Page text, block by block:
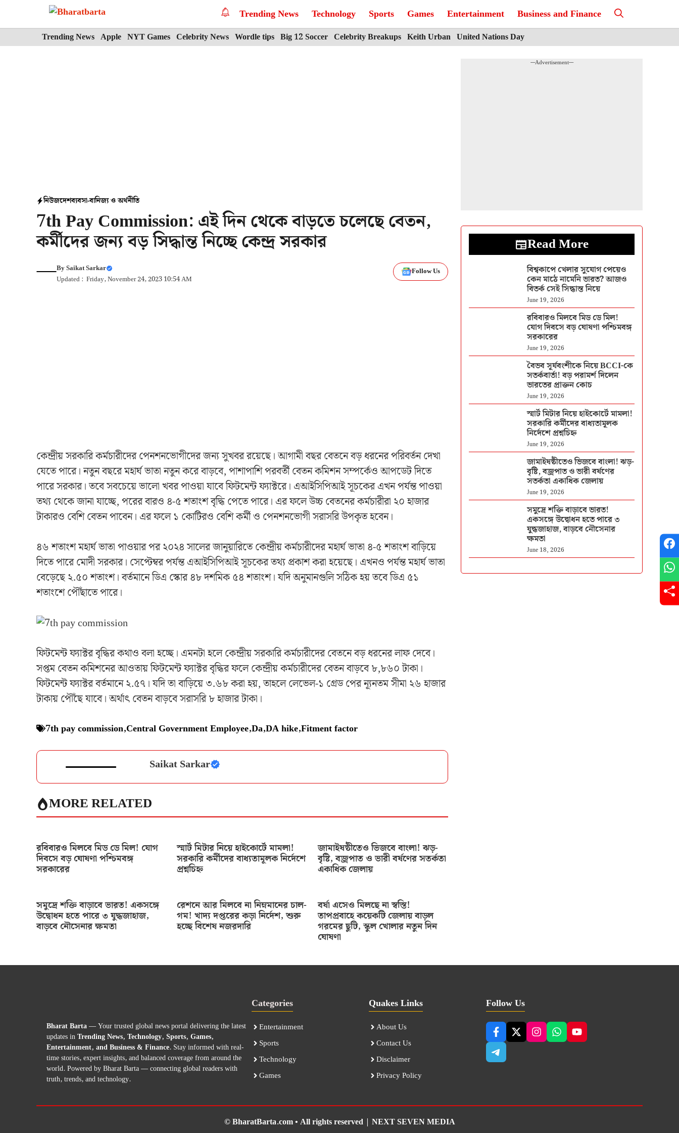
Trending News Technology Sports Games Entertainment Business and Finance
Trending News Apple NYT Games Celebrity News Wordle tips Big 12 Soccer Celebrity Breakups Keith Urban United Nations Day
নিউজদেশব্যবসা-বানিজ্য ও অর্থনীতি
7th Pay Commission: এই দিন থেকে বাড়তে চলেছে বেতন,
কর্মীদের জন্য বড় সিদ্ধান্ত নিচ্ছে কেন্দ্র সরকার
BySaikat Sarkar
Updated : Friday, November 24, 2023 10:54 AM
Follow Us
কেন্দ্রীয় সরকারি কর্মচারীদের পেনশনভোগীদের জন্য সুখবর রয়েছে। আগামী বছর বেতনে বড় ধরনের পরিবর্তন দেখা
যেতে পারে। নতুন বছরে মহার্ঘ ভাতা নতুন করে বাড়বে, পাশাপাশি পরবর্তী বেতন কমিশন সম্পর্কেও আপডেট দিতে
পারে সরকার। তবে সবচেয়ে ভালো খবর পাওয়া যাবে ফিটমেন্ট ফ্যাক্টরে। এআইসিপিআই সূচকের এখন পর্যন্ত পাওয়া
তথ্য থেকে জানা যাচ্ছে, পরের বারও ৪-৫ শতাংশ বৃদ্ধি পেতে পারে। এর ফলে উচ্চ বেতনের কর্মচারীরা ২০ হাজার
টাকারও বেশি বেতন পাবেন। এর ফলে ১ কোটিরও বেশি কর্মী ও পেনশনভোগী সরাসরি উপকৃত হবেন।
৪৬ শতাংশ মহার্ঘ ভাতা পাওয়ার পর ২০২৪ সালের জানুয়ারিতে কেন্দ্রীয় কর্মচারীদের মহার্ঘ ভাতা ৪-৫ শতাংশ বাড়িয়ে
দিতে পারে মোদী সরকার। সেপ্টেম্বর পর্যন্ত এআইসিপিআই সূচকের তথ্য প্রকাশ করা হয়েছে। এখনও পর্যন্ত মহার্ঘ ভাতা
বেড়েছে ২.৫০ শতাংশ। বর্তমানে ডিএ স্কোর ৪৮ দশমিক ৫৪ শতাংশ। যদি অনুমানগুলি সঠিক হয় তবে ডিএ ৫১
শতাংশে পৌঁছাতে পারে।
ফিটমেন্ট ফ্যাক্টর বৃদ্ধির কথাও বলা হচ্ছে। এমনটা হলে কেন্দ্রীয় সরকারি কর্মচারীদের বেতনে বড় ধরনের লাফ দেবে।
সপ্তম বেতন কমিশনের আওতায় ফিটমেন্ট ফ্যাক্টর বৃদ্ধির ফলে কেন্দ্রীয় কর্মচারীদের বেতন বাড়বে ৮,৮৬০ টাকা।
ফিটমেন্ট ফ্যাক্টর বর্তমানে ২.৫৭। যদি তা বাড়িয়ে ৩.৬৮ করা হয়, তাহলে লেভেল-১ গ্রেড পের ন্যূনতম সীমা ২৬ হাজার
টাকায় পৌঁছে যাবে। অর্থাৎ বেতন বাড়বে সরাসরি ৮ হাজার টাকা।
7th pay commission,Central Government Employee,Da,DA hike,Fitment factor
Saikat Sarkar
MORE RELATED
রবিবারও মিলবে মিড ডে মিল! যোগ
দিবসে বড় ঘোষণা পশ্চিমবঙ্গ
সরকারের
স্মার্ট মিটার নিয়ে হাইকোর্টে মামলা!
সরকারি কর্মীদের বাধ্যতামূলক নির্দেশে
প্রশ্নচিহ্ন
জামাইষষ্ঠীতেও ভিজবে বাংলা! ঝড়-
বৃষ্টি, বজ্রপাত ও ভারী বর্ষণের সতর্কতা
একাধিক জেলায়
সমুদ্রে শক্তি বাড়াবে ভারত! একসঙ্গে
উদ্বোধন হতে পারে ৩ যুদ্ধজাহাজ,
বাড়বে নৌসেনার ক্ষমতা
রেশনে আর মিলবে না নিম্নমানের চাল-
গম! খাদ্য দপ্তরের কড়া নির্দেশ, শুরু
হচ্ছে বিশেষ নজরদারি
বর্ষা এসেও মিলছে না স্বস্তি!
তাপপ্রবাহে কয়েকটি জেলায় বাড়ল
গরমের ছুটি, স্কুল খোলার নতুন দিন
ঘোষণা
---Advertisement---
Read More
বিশ্বকাপে খেলার সুযোগ পেয়েও
কেন মাঠে নামেনি ভারত? আজও
বিতর্ক সেই সিদ্ধান্ত নিয়ে
June 19, 2026
রবিবারও মিলবে মিড ডে মিল!
যোগ দিবসে বড় ঘোষণা পশ্চিমবঙ্গ
সরকারের
June 19, 2026
বৈভব সূর্যবংশীকে নিয়ে BCCI-কে
সতর্কবার্তা! বড় পরামর্শ দিলেন
ভারতের প্রাক্তন কোচ
June 19, 2026
স্মার্ট মিটার নিয়ে হাইকোর্টে মামলা!
সরকারি কর্মীদের বাধ্যতামূলক
নির্দেশে প্রশ্নচিহ্ন
June 19, 2026
জামাইষষ্ঠীতেও ভিজবে বাংলা! ঝড়-
বৃষ্টি, বজ্রপাত ও ভারী বর্ষণের
সতর্কতা একাধিক জেলায়
June 19, 2026
সমুদ্রে শক্তি বাড়াবে ভারত!
একসঙ্গে উদ্বোধন হতে পারে ৩
যুদ্ধজাহাজ, বাড়বে নৌসেনার
ক্ষমতা
June 18, 2026
Bharat Barta— Your trusted global news portal delivering the latest
updates inTrending News, Technology, Sports, Games,
Entertainment, and Business & Finance. Stay informed with real-
time stories, expert insights, and balanced coverage from around the
world. Powered by Bharat Barta — connecting global readers with
truth, trends, and technology.
Categories
Entertainment
Sports
Technology
Games
Quakes Links
About Us
Contact Us
Disclaimer
Privacy Policy
Follow Us
© BharatBarta.com • All rights reserved | NEXT SEVEN MEDIA